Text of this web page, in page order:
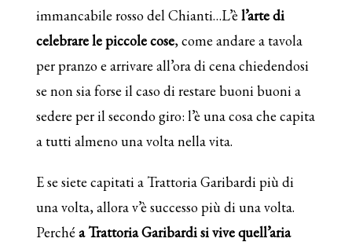
immancabile rosso del Chianti…L’è l’arte di
celebrare le piccole cose, come andare a tavola
per pranzo e arrivare all’ora di cena chiedendosi
se non sia forse il caso di restare buoni buoni a
sedere per il secondo giro: l’è una cosa che capita
a tutti almeno una volta nella vita.
E se siete capitati a Trattoria Garibardi più di
una volta, allora v’è successo più di una volta.
Perchéa Trattoria Garibardi si vive quell’aria